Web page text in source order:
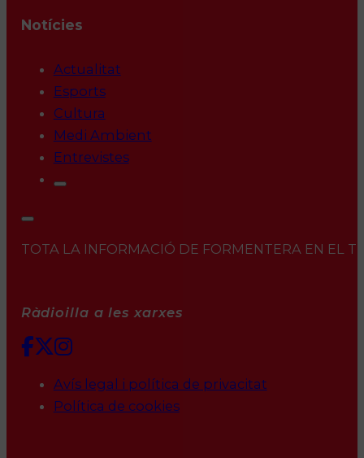
Notícies
Actualitat
Esports
Cultura
Medi Ambient
Entrevistes
TOTA LA INFORMACIÓ DE FORMENTERA EN EL
Ràdioilla a les xarxes
Avís legal i política de privacitat
Política de cookies